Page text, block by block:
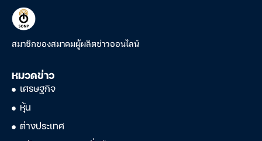
สมาชิกของสมาคมผู้ผลิตข่าวออนไลน์
หมวดข่าว
เศรษฐกิจ
หุ้น
ต่างประเทศ